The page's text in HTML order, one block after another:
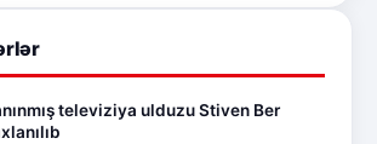
televiziya ulduzu Stiven Ber